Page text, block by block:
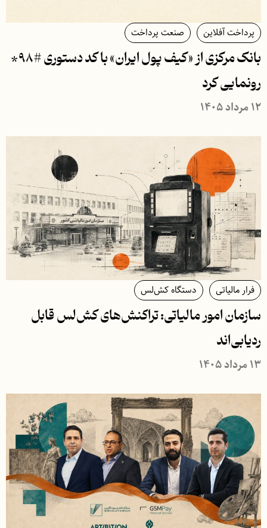
پرداخت آفلاین صنعت پرداخت
بانک مرکزی از «کیف پول ایران» با کد دستوری #۹۸*
رونمایی کرد
۱۲ مرداد ۱۴۰۵
فرار مالیاتی دستگاه کش‌لس
سازمان امور مالیاتی: تراکنش‌های کش‌لس قابل
ردیابی‌اند
۱۳ مرداد ۱۴۰۵